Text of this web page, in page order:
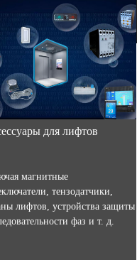
для лифтов
магнитные
тензодатчики,
лифтов, устройства защиты
фаз и т. д.